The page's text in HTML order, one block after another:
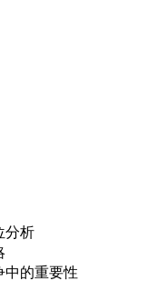
析
的重要性